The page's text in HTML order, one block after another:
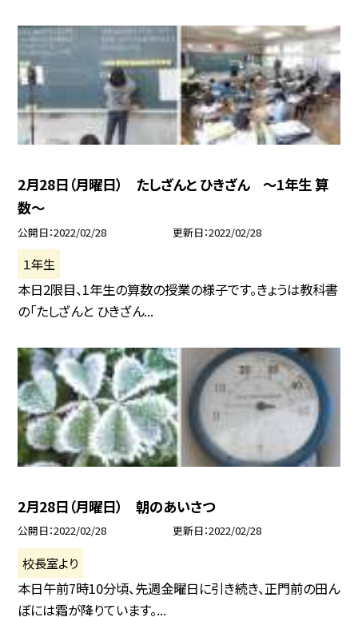
2月28日（月曜日） たしざんと ひきざん 〜1年生 算
数〜
公開日 2022/02/28 更新日 2022/02/28
１年生
本日2限目、1年生の算数の授業の様子です。きょうは教科書
の「たしざんと ひきざん...
2月28日（月曜日） 朝のあいさつ
公開日 2022/02/28 更新日 2022/02/28
校長室より
本日午前7時10分頃、先週金曜日に引き続き、正門前の田ん
ぼには霜が降りています。...